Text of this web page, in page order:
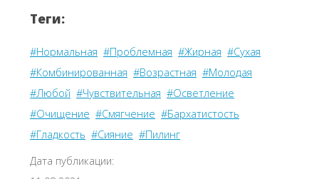
Теги:
#Нормальная #Проблемная #Жирная #Сухая
#Комбинированная #Возрастная #Молодая
#Любой #Чувствительная #Осветление
#Очищение #Смягчение #Бархатистость
#Гладкость #Сияние #Пилинг
Дата публикации: